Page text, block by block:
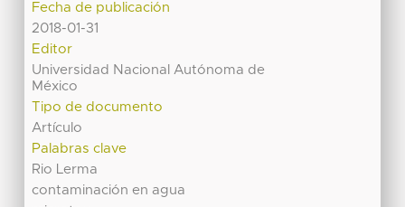
Fecha de publicación
2018-01-31
Editor
Universidad Nacional Autónoma de
México
Tipo de documento
Artículo
Palabras clave
Rio Lerma
contaminación en agua